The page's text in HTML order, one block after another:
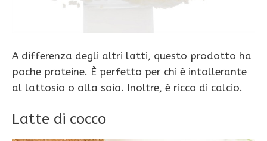
A differenza degli altri latti, questo prodotto ha
poche proteine. È perfetto per chi è intollerante
al lattosio o alla soia. Inoltre, è ricco di calcio.
Latte di cocco